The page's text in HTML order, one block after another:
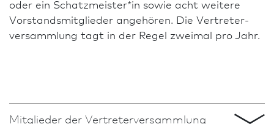
oder ein Schatzmeister*in sowie acht weitere
Vorstands­mitglieder angehören. Die Vertreter­
versammlung tagt in der Regel zweimal pro Jahr.
Mitglieder der Vertreter­versammlung